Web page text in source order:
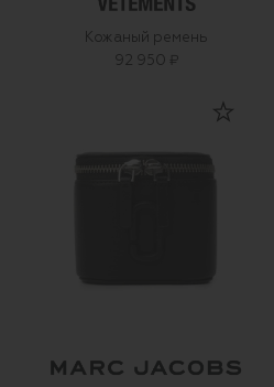
Кожаный ремень
92 950 ₽